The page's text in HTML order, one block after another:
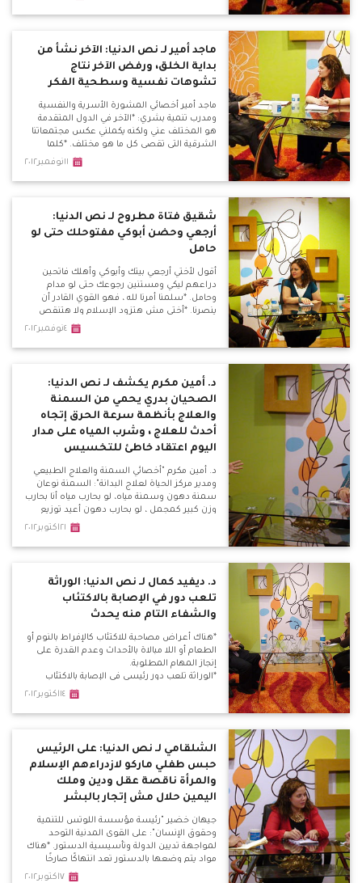
الشعب الذين لا يملكون العلم
ماجد أمير لـ نص الدنيا: الآخر نشأ من
بداية الخلق، ورفض الآخر نتاج
تشوهات نفسية وسطحية الفكر
ماجد أمير أخصائي المشورة الأسرية والنفسية
ومدرب تنمية بشري: *الآخر في الدول المتقدمة
هو المختلف عني ولكنه يكملني عكس مجتمعاتنا
الشرقية التي تقصي كل ما هو مختلف. *كلما
أتسع المرء في ثقافته وإطلاعه كلما زادت مساحة
١١نوفمبر٢٠١٢
شقيق فتاة مطروح لـ نص الدنيا:
أرجعي وحضن أبوكي مفتوحلك حتى لو
حامل
أقول لأختي أرجعي بيتك وأبوكي وأهلك فاتحين
دراعهم ليكي ومستنين رجوعك حتى لو مدام
وحامل. *سلمنا أمرنا لله ، فهو القوي القادر أن
ينصرنا. *أختي مش هتزود الإسلام ولا هتنقص
المسيحية ... أقول للسلفيين رجعوها وجاهدوا
بنت من حضن أهلها. الداعية الإسلامي حسن
بيحصل من السلفيين دة.
٤نوفمبر٢٠١٢
د. أمين مكرم يكشف لـ نص الدنيا:
الصحيان بدري يحمي من السمنة
والعلاج بأنظمة سرعة الحرق إتجاه
أحدث للعلاج ، وشرب المياه على مدار
اليوم اعتقاد خاطئ للتخسيس
د. أمين مكرم "أخصائي السمنة والعلاج الطبيعي
ومدير مركز الحياة لعلاج البدانة": السمنة نوعان
سمنة دهون وسمنة مياه، لو بحارب مياه أنا بحارب
وزن كبير كمجمل ، لو بحارب دهون أعيد توزيع
الدهون الموزعة بشكل خاطئ. *زيادة الوزن من
إذا تعدى الـ 30 فإنه يعاني سمنة مفرطة، إذا تعدى
٢١اكتوبر٢٠١٢
د. ديفيد كمال لـ نص الدنيا: الوراثة
تلعب دور في الإصابة بالاكتئاب
والشفاء التام منه يحدث
*هناك أعراض مصاحبة للاكتئاب كالإفراط بالنوم أو
الطعام أو اللا مبالاة بالأحداث وعدم القدرة على
إنجاز المهام المطلوبة.
*الوراثة تلعب دور رئيسي في الإصابة بالاكتئاب
والسلوكي يستخدم في علاج الاكتئاب العرضي ،
١٤اكتوبر٢٠١٢
الشلقامي لـ نص الدنيا: على الرئيس
حبس طفلي ماركو لازدراءهم الإسلام
والمرأة ناقصة عقل ودين وملك
اليمين حلال مش إتجار بالبشر
جيهان خضير "رئيسة مؤسسة اللوتس للتنمية
وحقوق الإنسان": على القوى المدنية التوحد
لمواجهة تديين الدولة وتأسيسية الدستور. *هناك
مواد يتم وضعها بالدستور تعد انتهاكًا صارخًا
لحقوق المرأة والطفل. *أسامة عثمان "عضو
٧اكتوبر٢٠١٢